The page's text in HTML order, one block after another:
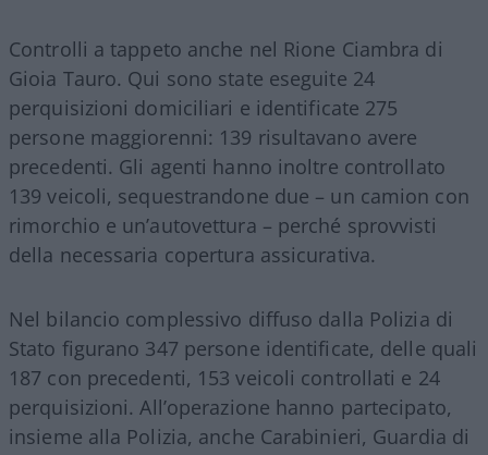
Controlli a tappeto anche nel Rione Ciambra di
Gioia Tauro. Qui sono state eseguite 24
perquisizioni domiciliari e identificate 275
persone maggiorenni: 139 risultavano avere
precedenti. Gli agenti hanno inoltre controllato
139 veicoli, sequestrandone due – un camion con
rimorchio e un’autovettura – perché sprovvisti
della necessaria copertura assicurativa.
Nel bilancio complessivo diffuso dalla Polizia di
Stato figurano 347 persone identificate, delle quali
187 con precedenti, 153 veicoli controllati e 24
perquisizioni. All’operazione hanno partecipato,
insieme alla Polizia, anche Carabinieri, Guardia di